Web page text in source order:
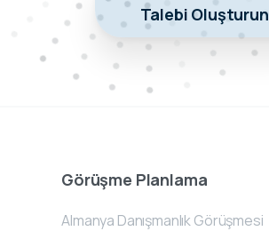
Talebi Oluşturun
Görüşme Planlama
Almanya Danışmanlık Görüşmesi